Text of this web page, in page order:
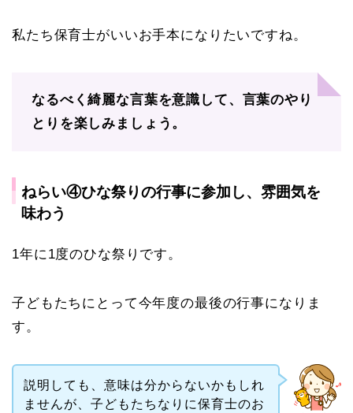
私たち保育士がいいお手本になりたいですね。
なるべく綺麗な言葉を意識して、言葉のやり
とりを楽しみましょう。
ねらい④ひな祭りの行事に参加し、雰囲気を
味わう
1年に1度のひな祭りです。
子どもたちにとって今年度の最後の行事になりま
す。
説明しても、意味は分からないかもしれ
ませんが、子どもたちなりに保育士のお